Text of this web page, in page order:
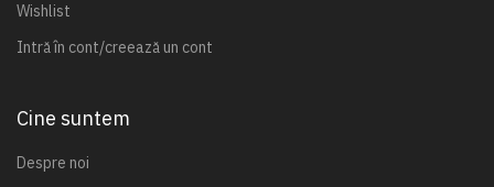
Wishlist
Intră în cont/creează un cont
Cine suntem
Despre noi